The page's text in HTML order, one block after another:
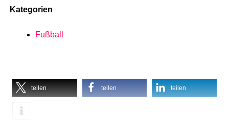
Kategorien
Fußball
teilen teilen teilen